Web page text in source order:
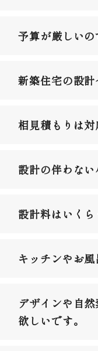
予算が厳しい
新築住宅の設
相見積もりは
設計の伴わな
設計料はいく
キッチンやお
デザインや自
欲しいです。